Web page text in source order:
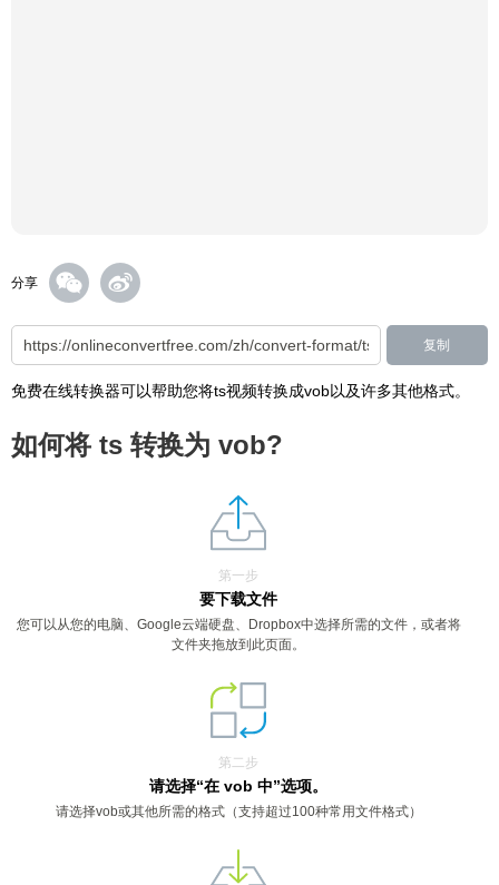
分享
复制
免费在线转换器可以帮助您将ts视频转换成vob以及许多其他格式。
如何将 ts 转换为 vob?
第一步
要下载文件
您可以从您的电脑、Google云端硬盘、Dropbox中选择所需的文件，或者将
文件夹拖放到此页面。
第二步
请选择“在 vob 中”选项。
请选择vob或其他所需的格式（支持超过100种常用文件格式）